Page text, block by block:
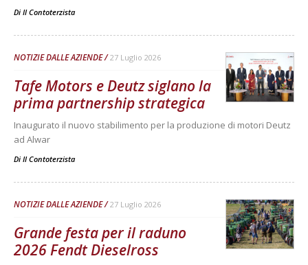
Di Il Contoterzista
NOTIZIE DALLE AZIENDE 27 Luglio 2026
Tafe Motors e Deutz siglano la
prima partnership strategica
Inaugurato il nuovo stabilimento per la produzione di motori Deutz
ad Alwar
Di Il Contoterzista
NOTIZIE DALLE AZIENDE 27 Luglio 2026
Grande festa per il raduno
2026 Fendt Dieselross